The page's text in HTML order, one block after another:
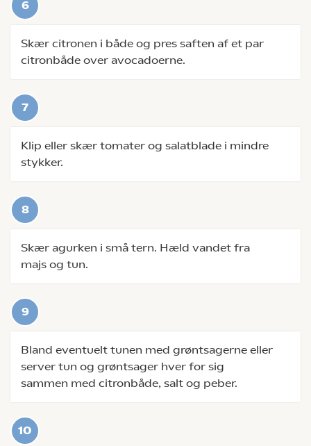
Skær citronen i både og pres saften af et par
citronbåde over avocadoerne.
Klip eller skær tomater og salatblade i mindre
stykker.
Skær agurken i små tern. Hæld vandet fra
majs og tun.
Bland eventuelt tunen med grøntsagerne eller
server tun og grøntsager hver for sig
sammen med citronbåde, salt og peber.